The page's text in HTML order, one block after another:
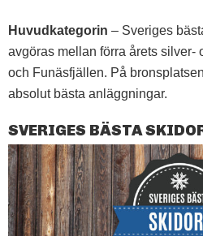
Huvudkategorin – Sveriges
avgöras mellan förra årets silver-
och Funäsfjällen. På
absolut bästa anläggningar.
SVERIGES BÄSTA